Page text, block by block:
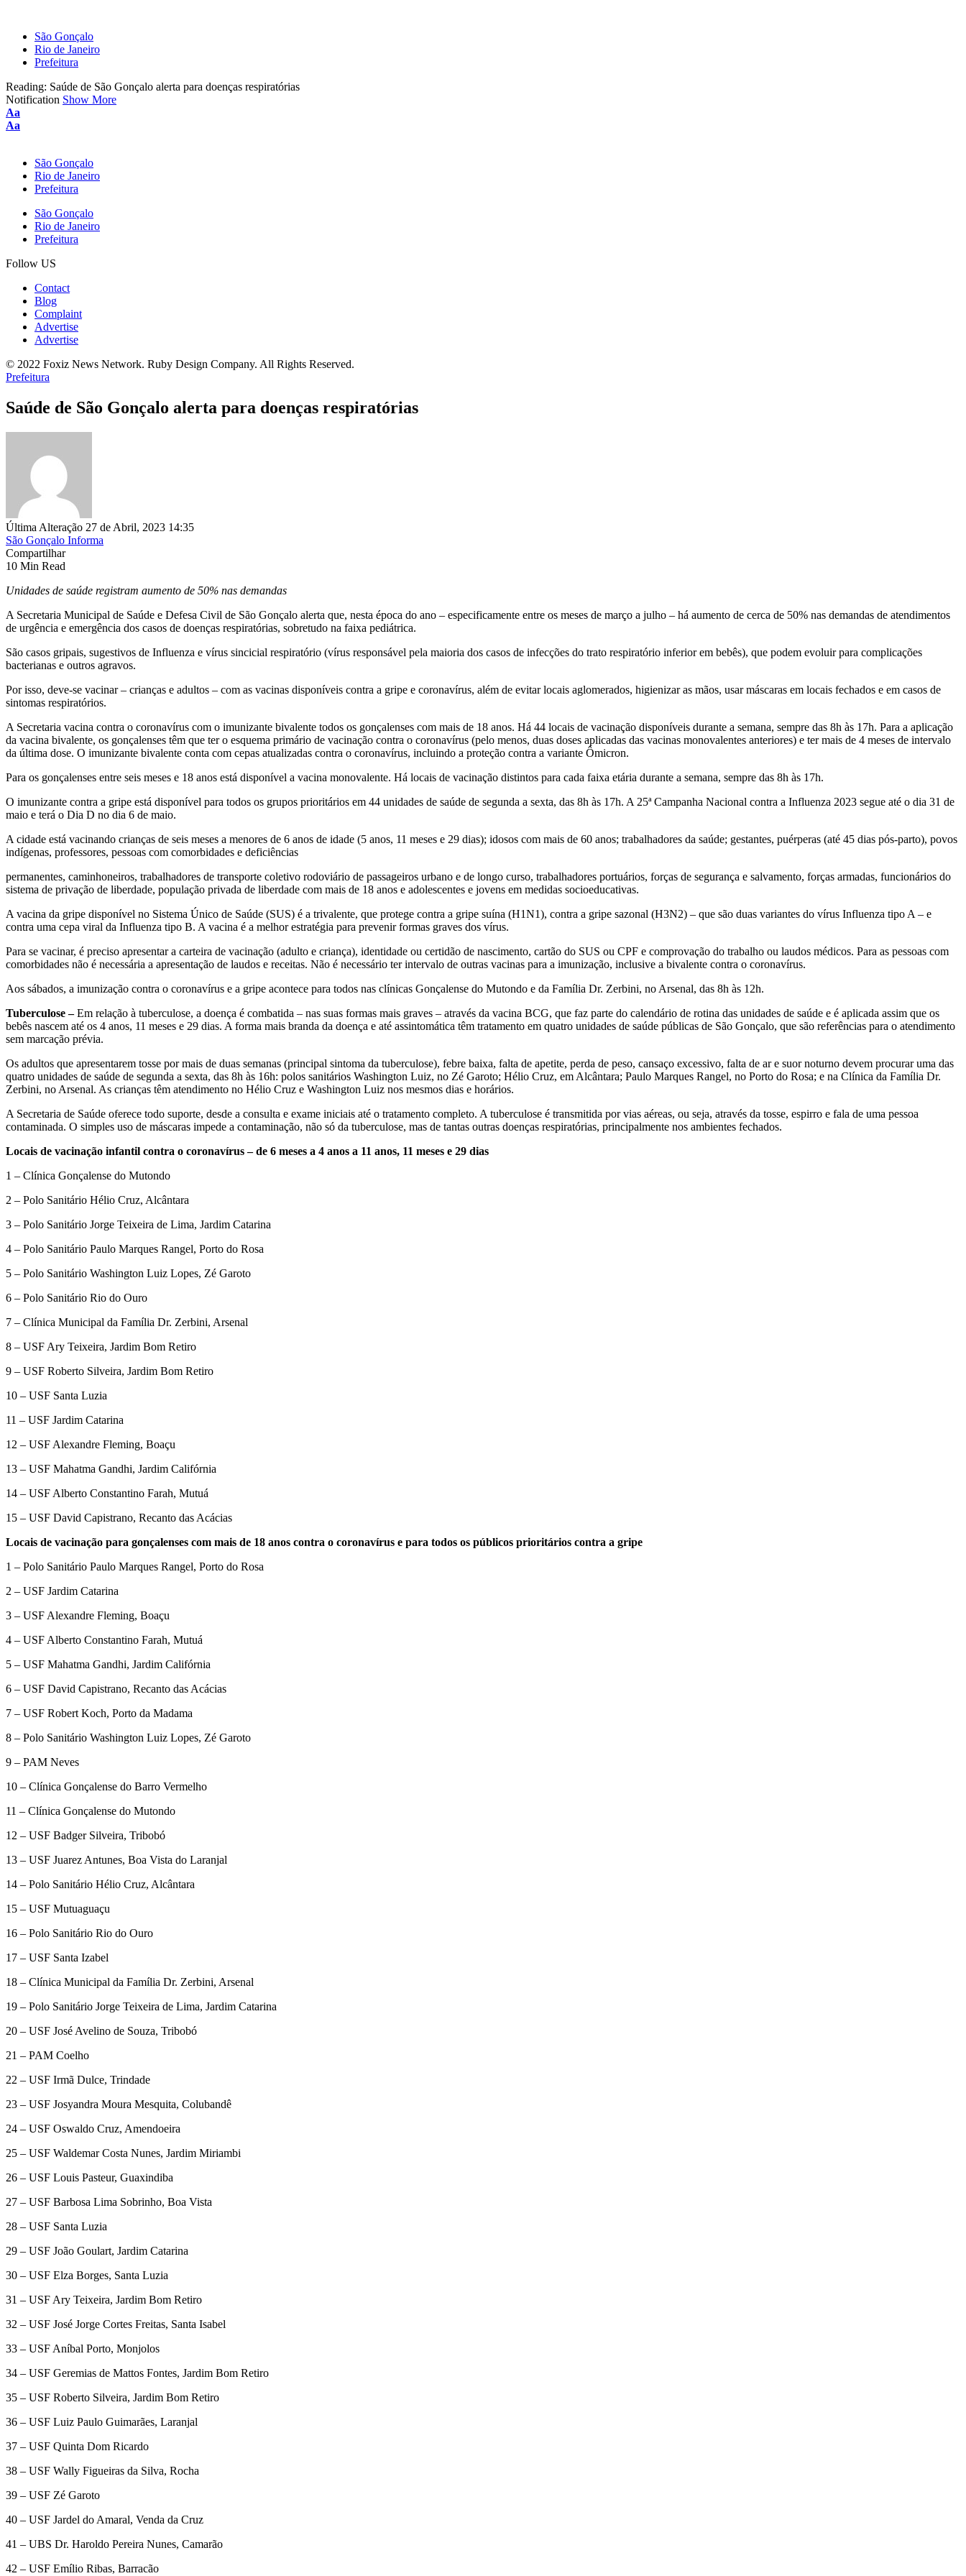
São Gonçalo
Rio de Janeiro
Prefeitura
Reading: Saúde de São Gonçalo alerta para doenças respiratórias
Notification Show More
Aa
Aa
São Gonçalo
Rio de Janeiro
Prefeitura
São Gonçalo
Rio de Janeiro
Prefeitura
Follow US
Contact
Blog
Complaint
Advertise
Advertise
© 2022 Foxiz News Network. Ruby Design Company. All Rights Reserved.
Prefeitura
Saúde de São Gonçalo alerta para doenças respiratórias
Última Alteração 27 de Abril, 2023 14:35
São Gonçalo Informa
Compartilhar
10 Min Read
Unidades de saúde registram aumento de 50% nas demandas
A Secretaria Municipal de Saúde e Defesa Civil de São Gonçalo alerta que, nesta época do ano – especificamente entre os meses de março a julho – há aumento de cerca de 50% nas demandas de atendimentos
de urgência e emergência dos casos de doenças respiratórias, sobretudo na faixa pediátrica.
São casos gripais, sugestivos de Influenza e vírus sincicial respiratório (vírus responsável pela maioria dos casos de infecções do trato respiratório inferior em bebês), que podem evoluir para complicações
bacterianas e outros agravos.
Por isso, deve-se vacinar – crianças e adultos – com as vacinas disponíveis contra a gripe e coronavírus, além de evitar locais aglomerados, higienizar as mãos, usar máscaras em locais fechados e em casos de
sintomas respiratórios.
A Secretaria vacina contra o coronavírus com o imunizante bivalente todos os gonçalenses com mais de 18 anos. Há 44 locais de vacinação disponíveis durante a semana, sempre das 8h às 17h. Para a aplicação
da vacina bivalente, os gonçalenses têm que ter o esquema primário de vacinação contra o coronavírus (pelo menos, duas doses aplicadas das vacinas monovalentes anteriores) e ter mais de 4 meses de intervalo
da última dose. O imunizante bivalente conta com cepas atualizadas contra o coronavírus, incluindo a proteção contra a variante Ômicron.
Para os gonçalenses entre seis meses e 18 anos está disponível a vacina monovalente. Há locais de vacinação distintos para cada faixa etária durante a semana, sempre das 8h às 17h.
O imunizante contra a gripe está disponível para todos os grupos prioritários em 44 unidades de saúde de segunda a sexta, das 8h às 17h. A 25ª Campanha Nacional contra a Influenza 2023 segue até o dia 31 de
maio e terá o Dia D no dia 6 de maio.
A cidade está vacinando crianças de seis meses a menores de 6 anos de idade (5 anos, 11 meses e 29 dias); idosos com mais de 60 anos; trabalhadores da saúde; gestantes, puérperas (até 45 dias pós-parto), povos
indígenas, professores, pessoas com comorbidades e deficiências
permanentes, caminhoneiros, trabalhadores de transporte coletivo rodoviário de passageiros urbano e de longo curso, trabalhadores portuários, forças de segurança e salvamento, forças armadas, funcionários do
sistema de privação de liberdade, população privada de liberdade com mais de 18 anos e adolescentes e jovens em medidas socioeducativas.
A vacina da gripe disponível no Sistema Único de Saúde (SUS) é a trivalente, que protege contra a gripe suína (H1N1), contra a gripe sazonal (H3N2) – que são duas variantes do vírus Influenza tipo A – e
contra uma cepa viral da Influenza tipo B. A vacina é a melhor estratégia para prevenir formas graves dos vírus.
Para se vacinar, é preciso apresentar a carteira de vacinação (adulto e criança), identidade ou certidão de nascimento, cartão do SUS ou CPF e comprovação do trabalho ou laudos médicos. Para as pessoas com
comorbidades não é necessária a apresentação de laudos e receitas. Não é necessário ter intervalo de outras vacinas para a imunização, inclusive a bivalente contra o coronavírus.
Aos sábados, a imunização contra o coronavírus e a gripe acontece para todos nas clínicas Gonçalense do Mutondo e da Família Dr. Zerbini, no Arsenal, das 8h às 12h.
Tuberculose –Em relação à tuberculose, a doença é combatida – nas suas formas mais graves – através da vacina BCG, que faz parte do calendário de rotina das unidades de saúde e é aplicada assim que os
bebês nascem até os 4 anos, 11 meses e 29 dias. A forma mais branda da doença e até assintomática têm tratamento em quatro unidades de saúde públicas de São Gonçalo, que são referências para o atendimento
sem marcação prévia.
Os adultos que apresentarem tosse por mais de duas semanas (principal sintoma da tuberculose), febre baixa, falta de apetite, perda de peso, cansaço excessivo, falta de ar e suor noturno devem procurar uma das
quatro unidades de saúde de segunda a sexta, das 8h às 16h: polos sanitários Washington Luiz, no Zé Garoto; Hélio Cruz, em Alcântara; Paulo Marques Rangel, no Porto do Rosa; e na Clínica da Família Dr.
Zerbini, no Arsenal. As crianças têm atendimento no Hélio Cruz e Washington Luiz nos mesmos dias e horários.
A Secretaria de Saúde oferece todo suporte, desde a consulta e exame iniciais até o tratamento completo. A tuberculose é transmitida por vias aéreas, ou seja, através da tosse, espirro e fala de uma pessoa
contaminada. O simples uso de máscaras impede a contaminação, não só da tuberculose, mas de tantas outras doenças respiratórias, principalmente nos ambientes fechados.
Locais de vacinação infantil contra o coronavírus – de 6 meses a 4 anos a 11 anos, 11 meses e 29 dias
1 – Clínica Gonçalense do Mutondo
2 – Polo Sanitário Hélio Cruz, Alcântara
3 – Polo Sanitário Jorge Teixeira de Lima, Jardim Catarina
4 – Polo Sanitário Paulo Marques Rangel, Porto do Rosa
5 – Polo Sanitário Washington Luiz Lopes, Zé Garoto
6 – Polo Sanitário Rio do Ouro
7 – Clínica Municipal da Família Dr. Zerbini, Arsenal
8 – USF Ary Teixeira, Jardim Bom Retiro
9 – USF Roberto Silveira, Jardim Bom Retiro
10 – USF Santa Luzia
11 – USF Jardim Catarina
12 – USF Alexandre Fleming, Boaçu
13 – USF Mahatma Gandhi, Jardim Califórnia
14 – USF Alberto Constantino Farah, Mutuá
15 – USF David Capistrano, Recanto das Acácias
Locais de vacinação para gonçalenses com mais de 18 anos contra o coronavírus e para todos os públicos prioritários contra a gripe
1 – Polo Sanitário Paulo Marques Rangel, Porto do Rosa
2 – USF Jardim Catarina
3 – USF Alexandre Fleming, Boaçu
4 – USF Alberto Constantino Farah, Mutuá
5 – USF Mahatma Gandhi, Jardim Califórnia
6 – USF David Capistrano, Recanto das Acácias
7 – USF Robert Koch, Porto da Madama
8 – Polo Sanitário Washington Luiz Lopes, Zé Garoto
9 – PAM Neves
10 – Clínica Gonçalense do Barro Vermelho
11 – Clínica Gonçalense do Mutondo
12 – USF Badger Silveira, Tribobó
13 – USF Juarez Antunes, Boa Vista do Laranjal
14 – Polo Sanitário Hélio Cruz, Alcântara
15 – USF Mutuaguaçu
16 – Polo Sanitário Rio do Ouro
17 – USF Santa Izabel
18 – Clínica Municipal da Família Dr. Zerbini, Arsenal
19 – Polo Sanitário Jorge Teixeira de Lima, Jardim Catarina
20 – USF José Avelino de Souza, Tribobó
21 – PAM Coelho
22 – USF Irmã Dulce, Trindade
23 – USF Josyandra Moura Mesquita, Colubandê
24 – USF Oswaldo Cruz, Amendoeira
25 – USF Waldemar Costa Nunes, Jardim Miriambi
26 – USF Louis Pasteur, Guaxindiba
27 – USF Barbosa Lima Sobrinho, Boa Vista
28 – USF Santa Luzia
29 – USF João Goulart, Jardim Catarina
30 – USF Elza Borges, Santa Luzia
31 – USF Ary Teixeira, Jardim Bom Retiro
32 – USF José Jorge Cortes Freitas, Santa Isabel
33 – USF Aníbal Porto, Monjolos
34 – USF Geremias de Mattos Fontes, Jardim Bom Retiro
35 – USF Roberto Silveira, Jardim Bom Retiro
36 – USF Luiz Paulo Guimarães, Laranjal
37 – USF Quinta Dom Ricardo
38 – USF Wally Figueiras da Silva, Rocha
39 – USF Zé Garoto
40 – USF Jardel do Amaral, Venda da Cruz
41 – UBS Dr. Haroldo Pereira Nunes, Camarão
42 – USF Emílio Ribas, Barracão